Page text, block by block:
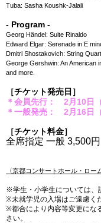
Tuba: Sasha Koushk-Jalali
- Program -
Georg Händel: Suite Rinaldo
Edward Elgar: Serenade in E
Dmitri Shostakovich: String
George Gershwin: An American
and more.
［チケット発売日］
＊会員先行： 2 月10日
＊一般発売： 2月16日
［チケット料金］
全席指定 一般 3,500
〈京都コンサートホール・ロー
※学生・小学生については、
※未就学児の入場はご遠慮く
※都合により内容等変更にな
さい。